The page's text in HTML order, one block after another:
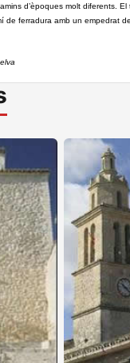
d’èpoques molt diferents.
de ferradura amb un empedrat